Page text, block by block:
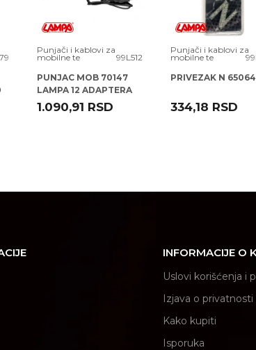
Punjači i kablovi za
mobilne te
99L512
PUNJAC MOB 70147
LAMPA 12 ADAPTERA
1.090,91 RSD
Punjači i kablovi za
mobilne te
PRIVEZAK N 65064
334,18 RSD
INFORMACIJE O
Uslovi korišćenja i
Izjava o
Kako kupiti
Isporuka